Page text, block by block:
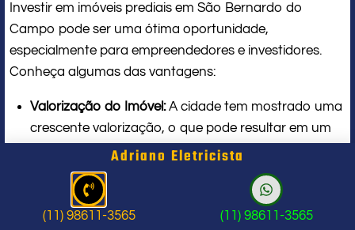
Investir em imóveis prediais em São Bernardo do
Campo pode ser uma ótima oportunidade,
especialmente para empreendedores e investidores.
Conheça algumas das vantagens:
Valorização do Imóvel:A cidade tem mostrado uma
crescente valorização, o que pode resultar em um
bom retorno sobre o investimento.
Demanda por Espaços Comerciais:
Com o
crescimento populacional, a demanda por
escritórios e lojas tem aumentado, o que garante
Adriano Eletricista
(11) 98611-3565 (11) 98611-3565